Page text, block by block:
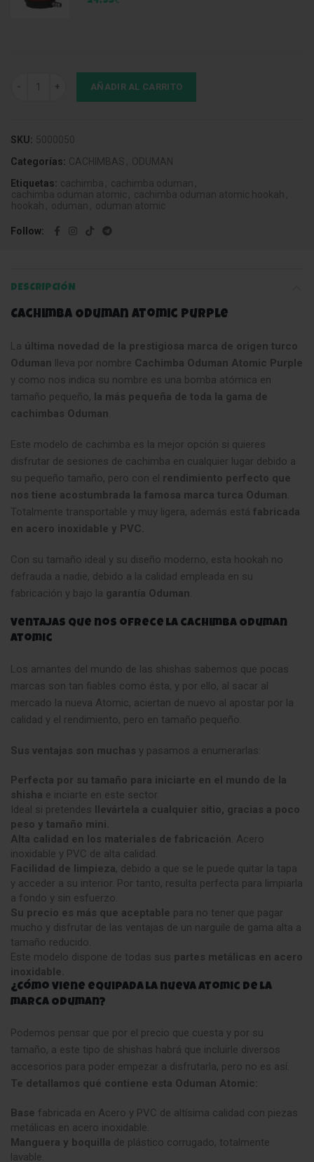
Cachimba Oduman Atomic Purple cantidad
AÑADIR AL CARRITO
SKU: 5000050
Categorías: CACHIMBAS , ODUMAN
Etiquetas: cachimba , cachimba oduman ,
cachimba oduman atomic , cachimba oduman atomic hookah ,
hookah , oduman , oduman atomic
Follow
DESCRIPCIÓN
Cachimba Oduman Atomic Purple
La última novedad de la prestigiosa marca de origen turco
Oduman lleva por nombre Cachimba Oduman Atomic Purple
y como nos indica su nombre es una bomba atómica en
tamaño pequeño, la más pequeña de toda la gama de
cachimbas Oduman.
Este modelo de cachimba es la mejor opción si quieres
disfrutar de sesiones de cachimba en cualquier lugar debido a
su pequeño tamaño, pero con el rendimiento perfecto que
nos tiene acostumbrada la famosa marca turca Oduman.
Totalmente transportable y muy ligera, además está fabricada
en acero inoxidable y PVC.
Con su tamaño ideal y su diseño moderno, esta hookah no
defrauda a nadie, debido a la calidad empleada en su
fabricación y bajo la garantía Oduman.
Ventajas que nos ofrece la cachimba Oduman
Atomic
Los amantes del mundo de las shishas sabemos que pocas
marcas son tan fiables como ésta, y por ello, al sacar al
mercado la nueva Atomic, aciertan de nuevo al apostar por la
calidad y el rendimiento, pero en tamaño pequeño.
Sus ventajas son muchas y pasamos a enumerarlas:
Perfecta por su tamaño para iniciarte en el mundo de la
shisha e inciarte en este sector.
Ideal si pretendes
llevártela a cualquier sitio, gracias a poco
peso y tamaño mini.
Alta calidad en los materiales de fabricación. Acero
inoxidable y PVC de alta calidad.
Facilidad de limpieza, debido a que se le puede quitar la tapa
y acceder a su interior. Por tanto, resulta perfecta para limpiarla
a fondo y sin esfuerzo.
Su precio es más que aceptable para no tener que pagar
mucho y disfrutar de las ventajas de un narguile de gama alta a
tamaño reducido.
Este modelo dispone de todas sus partes metálicas en acero
inoxidable.
¿Cómo viene equipada la nueva Atomic de la
marca Oduman?
Podemos pensar que por el precio que cuesta y por su
tamaño, a este tipo de shishas habrá que incluirle diversos
accesorios para poder empezar a disfrutarla, pero no es así.
Te detallamos qué contiene esta Oduman Atomic:
Base fabricada en Acero y PVC de altísima calidad con piezas
metálicas en acero inoxidable.
Manguera y boquilla de plástico corrugado, totalmente
lavable.